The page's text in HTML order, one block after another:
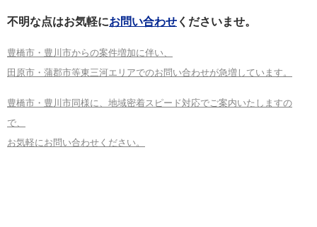
不明な点はお気軽にお問い合わせ くださいませ。
豊橋市・豊川市からの案件増加に伴い、
田原市・蒲郡市等東三河エリアでのお問い合わせが急増しています。
豊橋市・豊川市同様に、地域密着スピード対応でご案内いたしますの
で、
お気軽にお問い合わせください。